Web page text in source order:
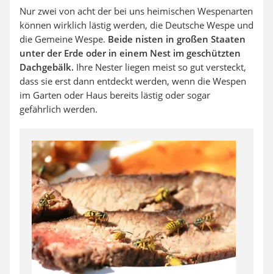
Nur zwei von acht der bei uns heimischen Wespenarten
können wirklich lästig werden, die Deutsche Wespe und
die Gemeine Wespe. Beide nisten in großen Staaten
unter der Erde oder in einem Nest im geschützten
Dachgebälk. Ihre Nester liegen meist so gut versteckt,
dass sie erst dann entdeckt werden, wenn die Wespen
im Garten oder Haus bereits lästig oder sogar
gefährlich werden.